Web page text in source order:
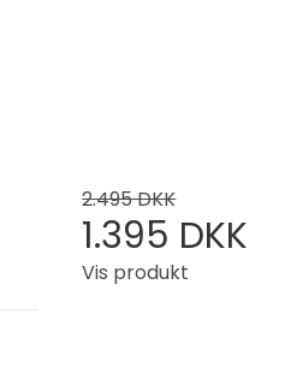
2.495 DKK
1.395 DKK
Vis produkt